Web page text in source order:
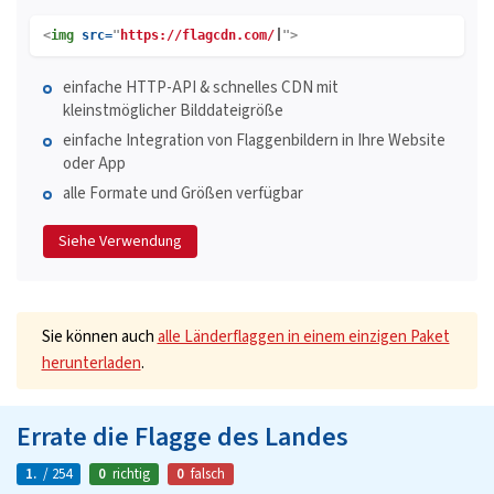
<img src=" https://flagcdn.com/ ">
einfache HTTP-API & schnelles CDN mit
kleinstmöglicher Bilddateigröße
einfache Integration von Flaggenbildern in Ihre Website
oder App
alle Formate und Größen verfügbar
Siehe Verwendung
Sie können auchalle Länderflaggen in einem einzigen Paket
herunterladen.
Errate die Flagge des Landes
1. / 254 0 richtig 0 falsch